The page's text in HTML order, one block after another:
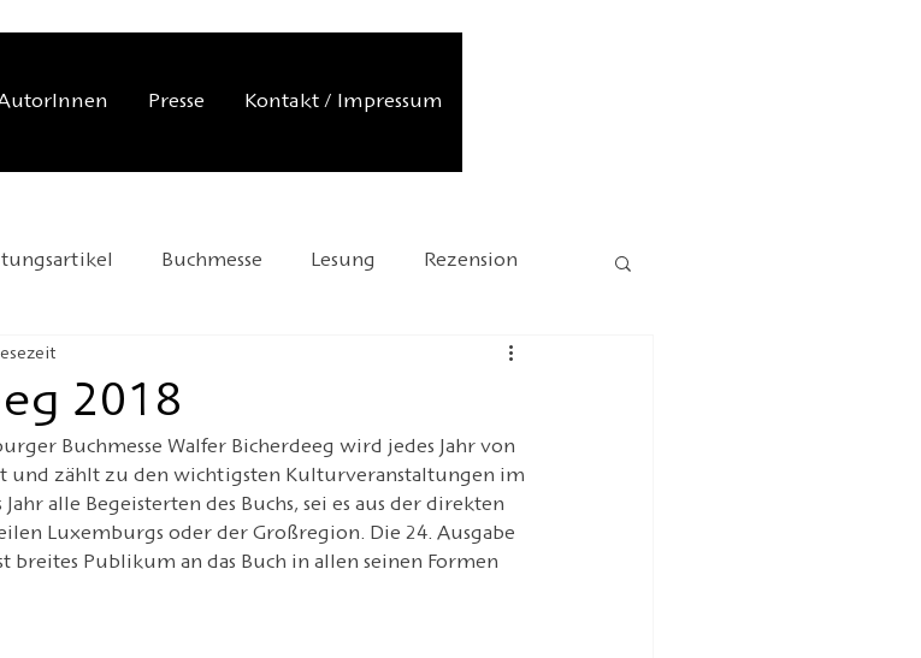
Presse Kontakt / Impressum
Buchmesse Lesung Rezension
Jubiläum
Andersen 2025 Neuerscheinung HOFFMANN26
2018
Buchmesse Walfer Bicherdeeg wird jedes Jahr von
und zählt zu den wichtigsten Kulturveranstaltungen im
alle Begeisterten des Buchs, sei es aus der direkten
Luxemburgs oder der Großregion. Die 24. Ausgabe
breites Publikum an das Buch in allen seinen Formen